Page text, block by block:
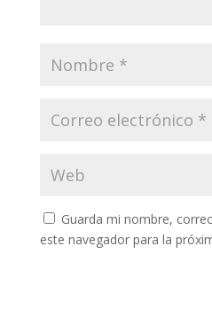
Guarda mi nombre,
este navegador para la